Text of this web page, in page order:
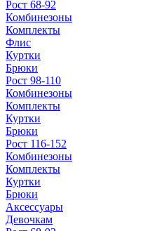
Рост 68-92
Комбинезоны
Комплекты
Флис
Куртки
Брюки
Рост 98-110
Комбинезоны
Комплекты
Куртки
Брюки
Рост 116-152
Комбинезоны
Комплекты
Куртки
Брюки
Аксессуары
Девочкам